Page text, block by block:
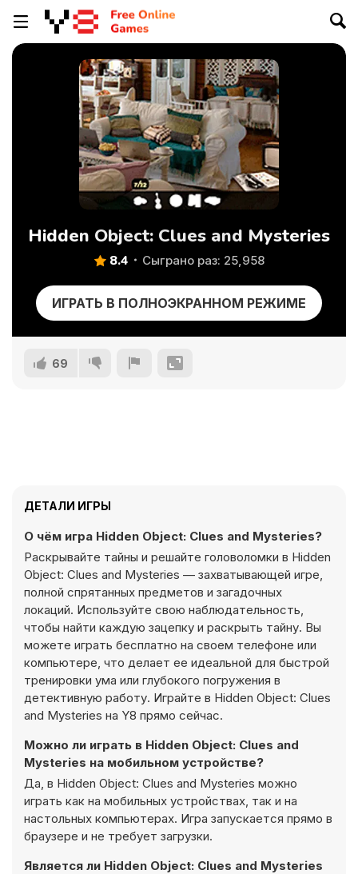
Hidden Object: Clues and Mysteries
8.4 Сыграно раз: 25,958
ИГРАТЬ В ПОЛНОЭКРАННОМ РЕЖИМЕ
69
ДЕТАЛИ ИГРЫ
О чём игра Hidden Object: Clues and Mysteries?
Раскрывайте тайны и решайте головоломки в Hidden
Object: Clues and Mysteries — захватывающей игре,
полной спрятанных предметов и загадочных
локаций. Используйте свою наблюдательность,
чтобы найти каждую зацепку и раскрыть тайну. Вы
можете играть бесплатно на своем телефоне или
компьютере, что делает ее идеальной для быстрой
тренировки ума или глубокого погружения в
детективную работу. Играйте в Hidden Object: Clues
and Mysteries на Y8 прямо сейчас.
Можно ли играть в Hidden Object: Clues and
Mysteries на мобильном устройстве?
Да, в Hidden Object: Clues and Mysteries можно
играть как на мобильных устройствах, так и на
настольных компьютерах. Игра запускается прямо в
браузере и не требует загрузки.
Является ли Hidden Object: Clues and Mysteries